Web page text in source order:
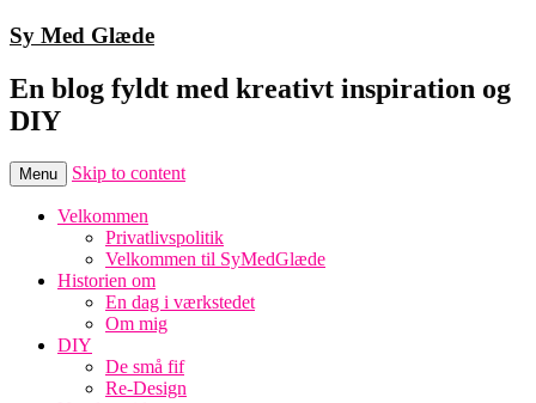
Sy Med Glæde
En blog fyldt med kreativt inspiration og
DIY
Menu Skip to content
Velkommen
Privatlivspolitik
Velkommen til SyMedGlæde
Historien om
En dag i værkstedet
Om mig
DIY
De små fif
Re-Design